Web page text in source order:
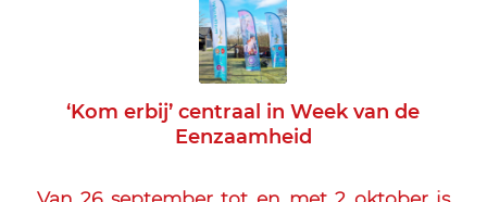
‘Kom erbij’ centraal in Week van de
Eenzaamheid